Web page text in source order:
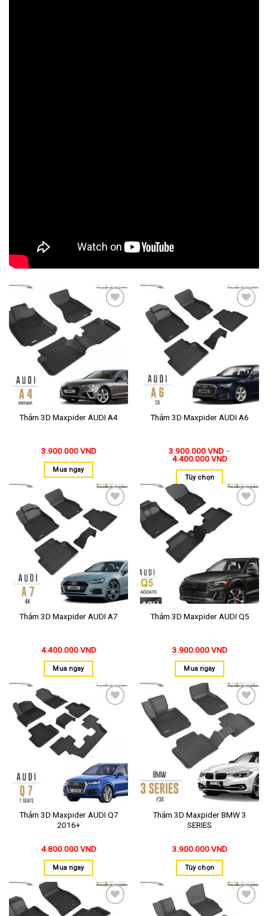
vào
yêu
thích
Thảm 3D Maxpider AUDI A4
3.900.000VND
Mua ngay
Thêm
vào
Thảm 3D Maxpider AUDI A6
3.900.000VND–
4.400.000VND
Tùy chọn
Thêm
vào
Thảm 3D Maxpider AUDI A7
4.400.000VND
Mua ngay
Thảm 3D Maxpider AUDI Q5
3.900.000VND
Mua ngay
yêu
Thảm 3D Maxpider AUDI Q7
2016+
4.800.000VND
Mua ngay
Thêm
vào
yêu
thích
Thảm 3D Maxpider BMW 3
SERIES
3.900.000VND
Tùy chọn
Thêm